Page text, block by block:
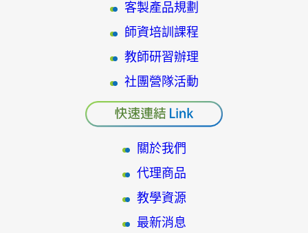
客製產品規劃
師資培訓課程
教師研習辦理
社團營隊活動
關於我們
代理商品
教學資源
最新消息